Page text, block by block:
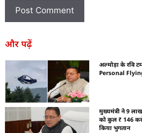
और पढ़ें
अल्मोड़ा के रवि
Personal
मुख्यमंत्री ने 9
को कुल ₹ 146
किया भुगतान